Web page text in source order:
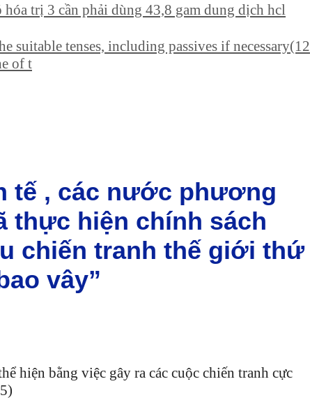
trị 3 cần phải dùng 43,8 gam dung dịch hcl
suitable tenses, including passives if necessary(12
of t
tế , các nước phương
thực hiện chính sách
chiến tranh thế giới thứ
vây”
hiện bằng việc gây ra các cuộc chiến tranh cực